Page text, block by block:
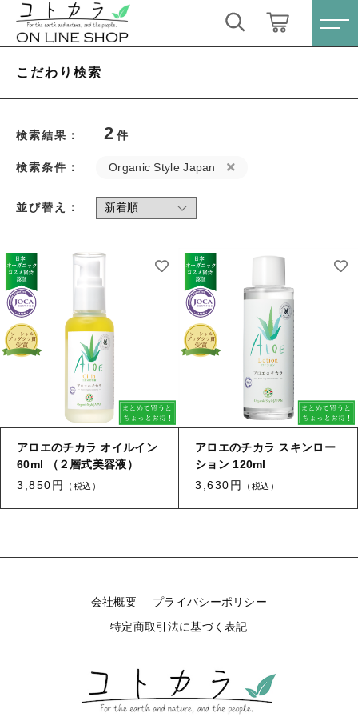
こだわり検索
検索結果： 2 件
検索条件： Organic Style Japan
並び替え：
アロエのチカラ オイルイン
60ml （２層式美容液）
3,850円
（税込）
アロエのチカラ スキンロー
ション 120ml
3,630円
（税込）
会社概要
プライバシーポリシー
特定商取引法に基づく表記
ログイン / 会員登録
すべての商品
HINOKI（土佐ヒノキ）シリーズ
サステナブル歯ブラシ・歯磨き粉
洗剤・食器用石鹸
タオル/ハンカチ
国産［奥会津］かごバッグ
ソーラーランタン（クリーンエネルギー）
雑貨
ラリーキルト
HINOKI（土佐ヒノキ）シリーズ
洗剤・食器用石鹸
タオル/ハンカチ
国産［奥会津］かごバッグ
カトラリー/食器
ソーラーランタン（クリーンエネルギー）
ファッション
雑貨
キリム
キーワード検索
子カテゴリ
価格帯
～
在庫あり セール
並び順